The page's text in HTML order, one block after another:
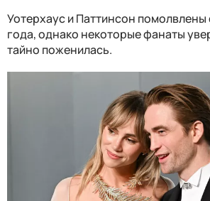
Уотерхаус и Паттинсон помолвлены
года, однако некоторые фанаты
тайно поженилась.